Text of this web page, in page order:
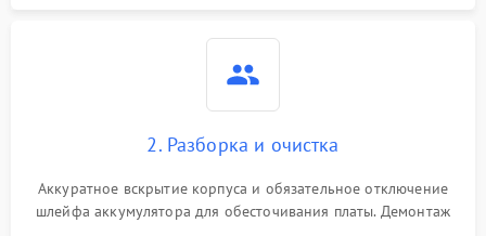
2000 ₽
Проблемы Wi‑Fi или2. Разборка и очистка
Аккуратное вскрытие корпуса и обязательное отключение
шлейфа аккумулятора для обесточивания платы. Демонтаж